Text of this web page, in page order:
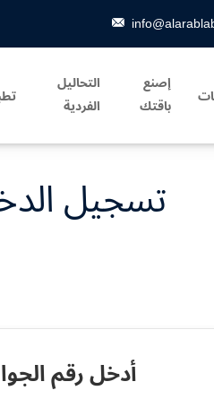
إصنع
باقتك
التحاليل
الفردية
تسجيل
أدخل رقم